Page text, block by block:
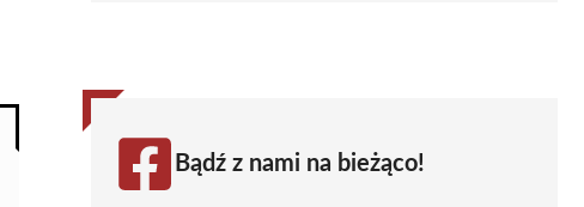
Bądź z nami na bieżąco!